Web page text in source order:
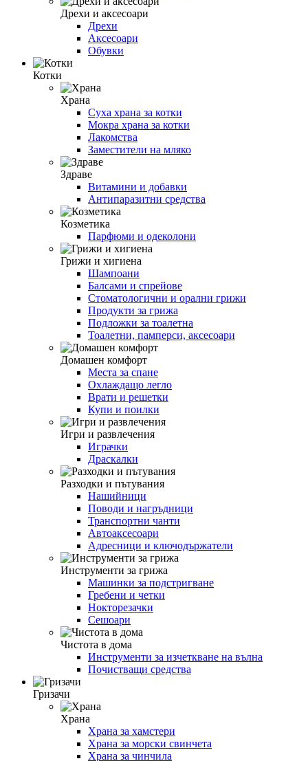
Дрехи и аксесоари
Дрехи
Аксесоари
Обувки
Котки
Храна
Суха храна за котки
Мокра храна за котки
Лакомства
Заместители на мляко
Здраве
Витамини и добавки
Антипаразитни средства
Козметика
Парфюми и одеколони
Грижи и хигиена
Шампоани
Балсами и спрейове
Стоматологични и орални грижи
Продукти за грижа
Подложки за тоалетна
Тоалетни, памперси, аксесоари
Домашен комфорт
Места за спане
Охлаждащо легло
Врати и решетки
Купи и поилки
Игри и развлечения
Играчки
Драскалки
Разходки и пътувания
Нашийници
Поводи и нагръдници
Транспортни чанти
Автоаксесоари
Адресници и ключодържатели
Инструменти за грижа
Машинки за подстригване
Гребени и четки
Нокторезачки
Сешоари
Чистота в дома
Инструменти за изчеткване на вълна
Почистващи средства
Гризачи
Храна
Храна за хамстери
Храна за морски свинчета
Храна за чинчила